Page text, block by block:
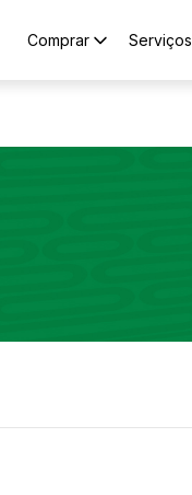
Comprar Serviços